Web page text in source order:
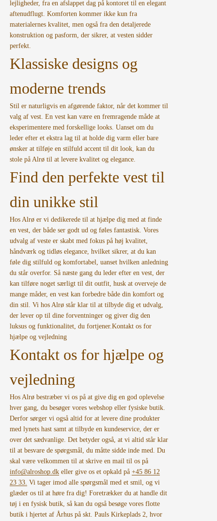
lejligheder, fra en afslappet dag på kontoret til en elegant
aftenudflugt. Komforten kommer ikke kun fra
materialernes kvalitet, men også fra den detaljerede
konstruktion og pasform, der sikrer, at vesten sidder
perfekt.
Klassiske designs og
moderne trends
Stil er naturligvis en afgørende faktor, når det kommer til
valg af vest. En vest kan være en fremragende måde at
eksperimentere med forskellige looks. Uanset om du
leder efter et ekstra lag til at holde dig varm eller bare
ønsker at tilføje en stilfuld accent til dit look, kan du
stole på Alrø til at levere kvalitet og elegance.
Find den perfekte vest til
din unikke stil
Hos Alrø er vi dedikerede til at hjælpe dig med at finde
en vest, der både ser godt ud og føles fantastisk. Vores
udvalg af veste er skabt med fokus på høj kvalitet,
håndværk og tidløs elegance, hvilket sikrer, at du kan
føle dig stilfuld og komfortabel, uanset hvilken anledning
du står overfor. Så næste gang du leder efter en vest, der
kan tilføre noget særligt til dit outfit, husk at overveje de
mange måder, en vest kan forbedre både din komfort og
din stil. Vi hos Alrø står klar til at tilbyde dig et udvalg,
der lever op til dine forventninger og giver dig den
luksus og funktionalitet, du fortjener.Kontakt os for
hjælpe og vejledning
Kontakt os for hjælpe og
vejledning
Hos Alrø bestræber vi os på at give dig en god oplevelse
hver gang, du besøger vores webshop eller fysiske butik.
Derfor sørger vi også altid for at levere dine produkter
med lynets hast samt at tilbyde en kundeservice, der er
over det sædvanlige. Det betyder også, at vi altid står klar
til at besvare de spørgsmål, du måtte sidde inde med. Du
skal være velkommen til at skrive en mail til os på
info@alroshop.dk eller give os et opkald på +45 86 12
23 33. Vi tager imod alle spørgsmål med et smil, og vi
glæder os til at høre fra dig! Foretrækker du at handle dit
tøj i en fysisk butik, så kan du også besøge vores flotte
butik i hjertet af Århus på skt. Pauls Kirkeplads 2, hvor